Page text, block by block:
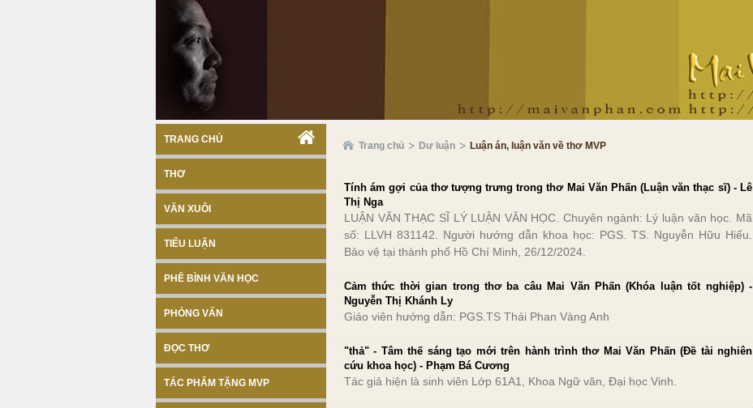
TRANG CHỦ
THƠ
VĂN XUÔI
TIỂU LUẬN
PHÊ BÌNH VĂN HỌC
PHỎNG VẤN
ĐỌC THƠ
TÁC PHẨM TẶNG MVP
Trang chủ Dư luận Luận án, luận văn về thơ MVP
Tính ám gợi của thơ tượng trưng trong thơ Mai Văn Phấn (Luận văn thạc sĩ) - Lê
Thị Nga
LUẬN VĂN THẠC SĨ LÝ LUẬN VĂN HỌC. Chuyên ngành: Lý luận văn học. Mã
số: LLVH 831142. Người hướng dẫn khoa học: PGS. TS. Nguyễn Hữu Hiếu.
Bảo vệ tại thành phố Hồ Chí Minh, 26/12/2024.
Cảm thức thời gian trong thơ ba câu Mai Văn Phấn (Khóa luận tốt nghiệp) -
Nguyễn Thị Khánh Ly
Giáo viên hướng dẫn: PGS.TS Thái Phan Vàng Anh
"thả" - Tâm thế sáng tạo mới trên hành trình thơ Mai Văn Phấn (Đề tài nghiên
cứu khoa học) - Phạm Bá Cương
Tác giả hiện là sinh viên Lớp 61A1, Khoa Ngữ văn, Đại học Vinh.